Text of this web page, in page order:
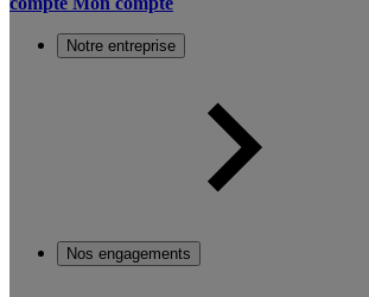
Notre entreprise
Nos engagements